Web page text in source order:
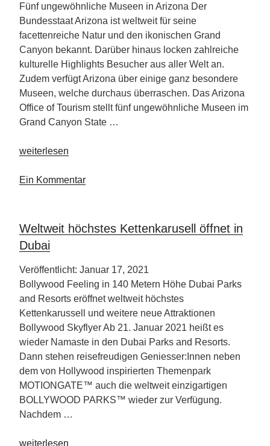
Fünf ungewöhnliche Museen in Arizona Der
Bundesstaat Arizona ist weltweit für seine
facettenreiche Natur und den ikonischen Grand
Canyon bekannt. Darüber hinaus locken zahlreiche
kulturelle Highlights Besucher aus aller Welt an.
Zudem verfügt Arizona über einige ganz besondere
Museen, welche durchaus überraschen. Das Arizona
Office of Tourism stellt fünf ungewöhnliche Museen im
Grand Canyon State …
„Arizona
eine
weiterlesen
Ein Kommentar
Weltweit höchstes Kettenkarusell öffnet in
Dubai
Veröffentlicht: Januar 17, 2021
Bollywood Feeling in 140 Metern Höhe Dubai Parks
and Resorts eröffnet weltweit höchstes
Kettenkarussell und weitere neue Attraktionen
Bollywood Skyflyer Ab 21. Januar 2021 heißt es
wieder Namaste in den Dubai Parks and Resorts.
Dann stehen reisefreudigen Geniesser:Innen neben
dem von Hollywood inspirierten Themenpark
MOTIONGATE™ auch die weltweit einzigartigen
BOLLYWOOD PARKS™ wieder zur Verfügung.
Nachdem …
„Weltweit
weiterlesen